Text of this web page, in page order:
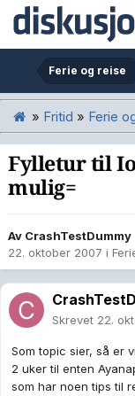
Ferie og reise
» Fritid » Ferie
Fylletur til
mulig=
Av CrashTestDummy
22. oktober 2007 i
Skrevet 22.
Som topic sier, så er
2 uker til enten
som har noen tips til